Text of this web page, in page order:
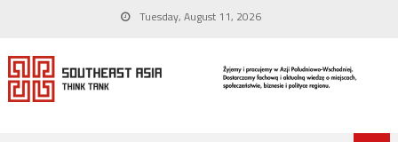
content
Tuesday, August 11, 2026